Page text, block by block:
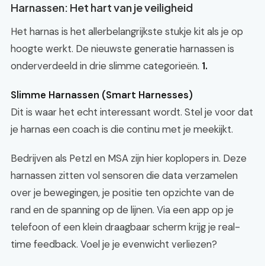
Harnassen: Het hart van je veiligheid
Het harnas is het allerbelangrijkste stukje kit als je op
hoogte werkt. De nieuwste generatie harnassen is
onderverdeeld in drie slimme categorieën. 1.
Slimme Harnassen (Smart Harnesses)
Dit is waar het echt interessant wordt. Stel je voor dat
je harnas een coach is die continu met je meekijkt.
Bedrijven als Petzl en MSA zijn hier koplopers in. Deze
harnassen zitten vol sensoren die data verzamelen
over je bewegingen, je positie ten opzichte van de
rand en de spanning op de lijnen. Via een app op je
telefoon of een klein draagbaar scherm krijg je real-
time feedback. Voel je je evenwicht verliezen?